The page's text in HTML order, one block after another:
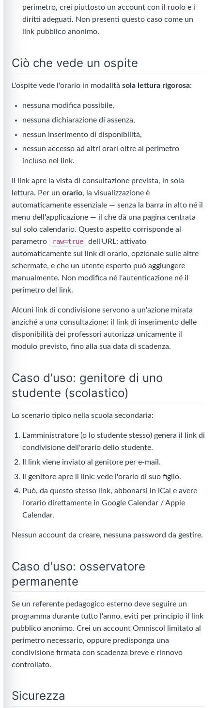
perimetro, crei piuttosto un account con il ruolo e i
diritti adeguati. Non presenti questo caso come un
link pubblico anonimo.
Ciò che vede un ospite
L'ospite vede l'orario in modalità sola lettura rigorosa:
nessuna modifica possibile,
nessuna dichiarazione di assenza,
nessun inserimento di disponibilità,
nessun accesso ad altri orari oltre al perimetro
incluso nel link.
Il link apre la vista di consultazione prevista, in sola
lettura. Per un orario, la visualizzazione è
automaticamente essenziale — senza la barra in alto né il
menu dell'applicazione — il che dà una pagina centrata
sul solo calendario. Questo aspetto corrisponde al
parametro
raw=true
dell'URL: attivato
automaticamente sui link di orario, opzionale sulle altre
schermate, e che un utente esperto può aggiungere
manualmente. Non modifica né l'autenticazione né il
perimetro del link.
Alcuni link di condivisione servono a un'azione mirata
anziché a una consultazione: il link di inserimento delle
disponibilità dei professori autorizza unicamente il
modulo previsto, fino alla sua data di scadenza.
Caso d'uso: genitore di uno
studente (scolastico)
Lo scenario tipico nella scuola secondaria:
L'amministratore (o lo studente stesso) genera il link di
condivisione dell'orario dello studente.
Il link viene inviato al genitore per e-mail.
Il genitore apre il link: vede l'orario di suo figlio.
Può, da questo stesso link, abbonarsi in iCal e avere
l'orario direttamente in Google Calendar / Apple
Calendar.
Nessun account da creare, nessuna password da gestire.
Caso d'uso: osservatore
permanente
Se un referente pedagogico esterno deve seguire un
programma durante tutto l'anno, eviti per principio il link
pubblico anonimo. Crei un account Omniscol limitato al
perimetro necessario, oppure predisponga una
condivisione firmata con scadenza breve e rinnovo
controllato.
Sicurezza